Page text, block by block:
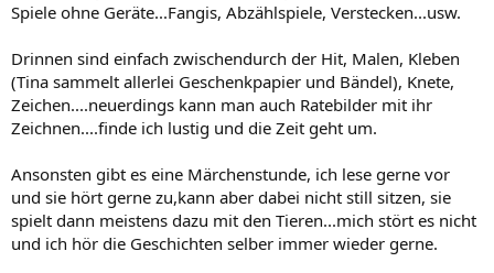
Spiele ohne Geräte...Fangis, Abzählspiele, Verstecken...usw.
Drinnen sind einfach zwischendurch der Hit, Malen, Kleben
(Tina sammelt allerlei Geschenkpapier und Bändel), Knete,
Zeichen....neuerdings kann man auch Ratebilder mit ihr
Zeichnen....finde ich lustig und die Zeit geht um.
Ansonsten gibt es eine Märchenstunde, ich lese gerne vor
und sie hört gerne zu,kann aber dabei nicht still sitzen, sie
spielt dann meistens dazu mit den Tieren...mich stört es nicht
und ich hör die Geschichten selber immer wieder gerne.